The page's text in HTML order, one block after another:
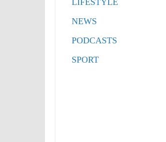
LIFESTYLE
NEWS
PODCASTS
SPORT